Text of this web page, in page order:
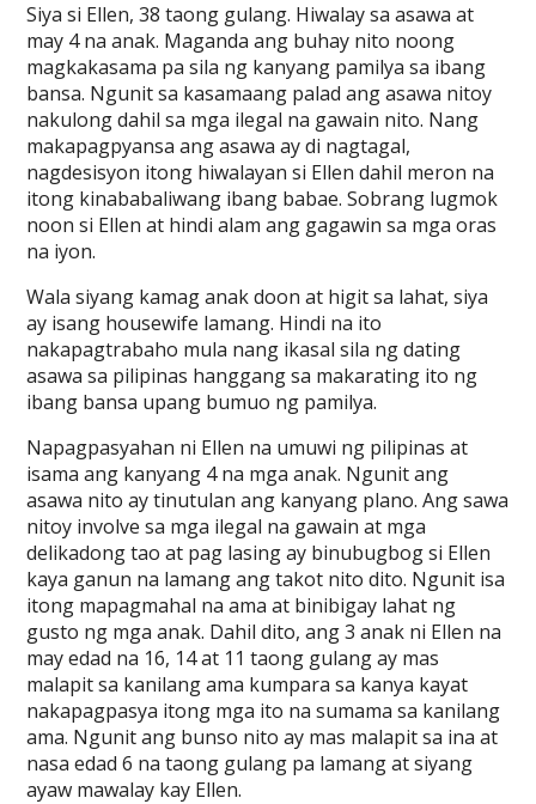
Siya si Ellen, 38 taong gulang. Hiwalay sa asawa at
may 4 na anak. Maganda ang buhay nito noong
magkakasama pa sila ng kanyang pamilya sa ibang
bansa. Ngunit sa kasamaang palad ang asawa nitoy
nakulong dahil sa mga ilegal na gawain nito. Nang
makapagpyansa ang asawa ay di nagtagal,
nagdesisyon itong hiwalayan si Ellen dahil meron na
itong kinababaliwang ibang babae. Sobrang lugmok
noon si Ellen at hindi alam ang gagawin sa mga oras
na iyon.
Wala siyang kamag anak doon at higit sa lahat, siya
ay isang housewife lamang. Hindi na ito
nakapagtrabaho mula nang ikasal sila ng dating
asawa sa pilipinas hanggang sa makarating ito ng
ibang bansa upang bumuo ng pamilya.
Napagpasyahan ni Ellen na umuwi ng pilipinas at
isama ang kanyang 4 na mga anak. Ngunit ang
asawa nito ay tinutulan ang kanyang plano. Ang sawa
nitoy involve sa mga ilegal na gawain at mga
delikadong tao at pag lasing ay binubugbog si Ellen
kaya ganun na lamang ang takot nito dito. Ngunit isa
itong mapagmahal na ama at binibigay lahat ng
gusto ng mga anak. Dahil dito, ang 3 anak ni Ellen na
may edad na 16, 14 at 11 taong gulang ay mas
malapit sa kanilang ama kumpara sa kanya kayat
nakapagpasya itong mga ito na sumama sa kanilang
ama. Ngunit ang bunso nito ay mas malapit sa ina at
nasa edad 6 na taong gulang pa lamang at siyang
ayaw mawalay kay Ellen.